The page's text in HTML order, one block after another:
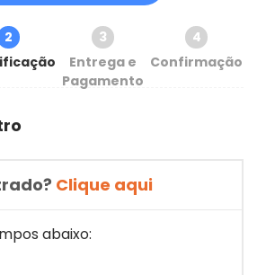
2
3
Entrega e
Pagamento
4
Confirmação
Clique aqui
abaixo: